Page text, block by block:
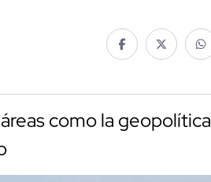
como la geopolítica